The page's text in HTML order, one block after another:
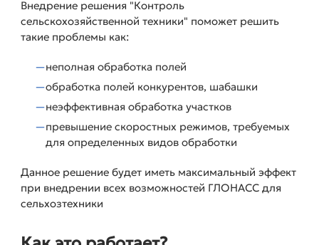
Внедрение решения "Контроль
сельскохозяйственной техники" поможет решить
такие проблемы как:
неполная обработка полей
обработка полей конкурентов, шабашки
неэффективная обработка участков
превышение скоростных режимов, требуемых
для определенных видов обработки
Данное решение будет иметь максимальный эффект
при внедрении всех возможностей ГЛОНАСС для
сельхозтехники